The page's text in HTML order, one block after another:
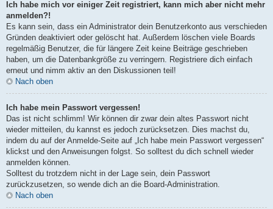
Ich habe mich vor einiger Zeit registriert, kann mich aber nicht mehr
anmelden?!
Es kann sein, dass ein Administrator dein Benutzerkonto aus verschieden
Gründen deaktiviert oder gelöscht hat. Außerdem löschen viele Boards
regelmäßig Benutzer, die für längere Zeit keine Beiträge geschrieben
haben, um die Datenbankgröße zu verringern. Registriere dich einfach
erneut und nimm aktiv an den Diskussionen teil!
Nach oben
Ich habe mein Passwort vergessen!
Das ist nicht schlimm! Wir können dir zwar dein altes Passwort nicht
wieder mitteilen, du kannst es jedoch zurücksetzen. Dies machst du,
indem du auf der Anmelde-Seite auf „Ich habe mein Passwort vergessen“
klickst und den Anweisungen folgst. So solltest du dich schnell wieder
anmelden können.
Solltest du trotzdem nicht in der Lage sein, dein Passwort
zurückzusetzen, so wende dich an die Board-Administration.
Nach oben